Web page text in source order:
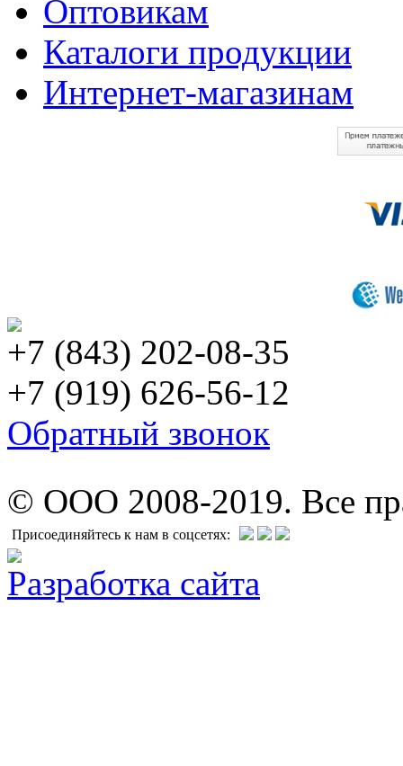
Оптовикам
Каталоги продукции
Интернет-магазинам
+7 (843) 202-08-35
+7 (919) 626-56-12
Обратный звонок
© ООО 2008-2019. Все
Присоединяйтесь к нам в соцсетях:
Разработка сайта